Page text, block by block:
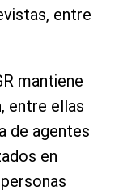
entre
mantiene
entre ellas
de agentes
en